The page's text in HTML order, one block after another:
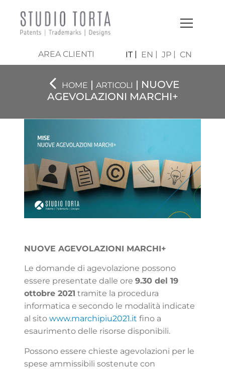
AREA CLIENTI IT EN JP CN
HOME | ARTICOLI | NUOVE
AGEVOLAZIONI MARCHI+
NUOVE AGEVOLAZIONI MARCHI+
Le domande di agevolazione possono
essere presentate dalle ore 9.30 del 19
ottobre 2021 tramite la procedura
informatica e secondo le modalità indicate
al sito www.marchipiu2021.it fino a
esaurimento delle risorse disponibili.
Possono essere chieste agevolazioni per le
spese ammissibili sostenute con